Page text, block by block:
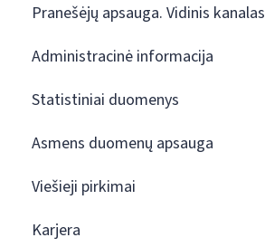
Pranešėjų apsauga. Vidinis kanalas
Administracinė informacija
Statistiniai duomenys
Asmens duomenų apsauga
Viešieji pirkimai
Karjera